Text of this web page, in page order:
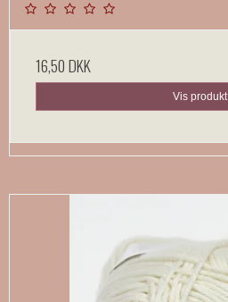
16,50 DKK
Vis produkt